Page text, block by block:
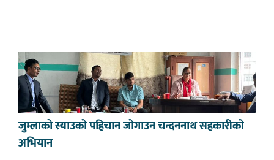
जुम्लाको स्याउको पहिचान जोगाउन चन्दननाथ सहकारीको
अभियान